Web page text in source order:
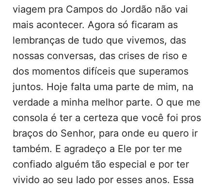
viagem pra Campos do Jordão não vai
mais acontecer. Agora só ficaram as
lembranças de tudo que vivemos, das
nossas conversas, das crises de riso e
dos momentos difíceis que superamos
juntos. Hoje falta uma parte de mim, na
verdade a minha melhor parte. O que me
consola é ter a certeza que você foi pros
braços do Senhor, para onde eu quero ir
também. E agradeço a Ele por ter me
confiado alguém tão especial e por ter
vivido ao seu lado por esses anos. Essa